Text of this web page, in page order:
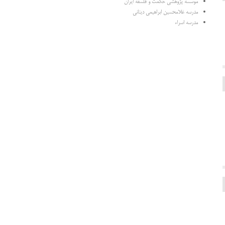
موسسه پژوهشی حکمت و فلسفه ایران
مدرسه غلامحسین ابراهیمی دینانی
مدرسه اسراء